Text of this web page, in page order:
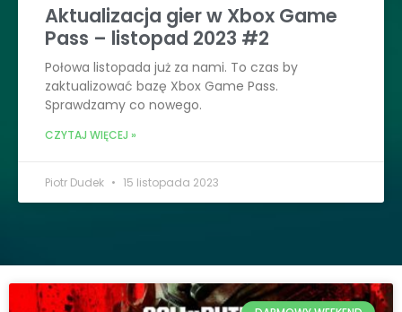
Aktualizacja gier w Xbox Game
Pass – listopad 2023 #2
Połowa listopada już za nami. To czas by
zaktualizować bazę Xbox Game Pass.
Sprawdzamy co nowego.
CZYTAJ WIĘCEJ »
Piotr Dudek 15 listopada 2023